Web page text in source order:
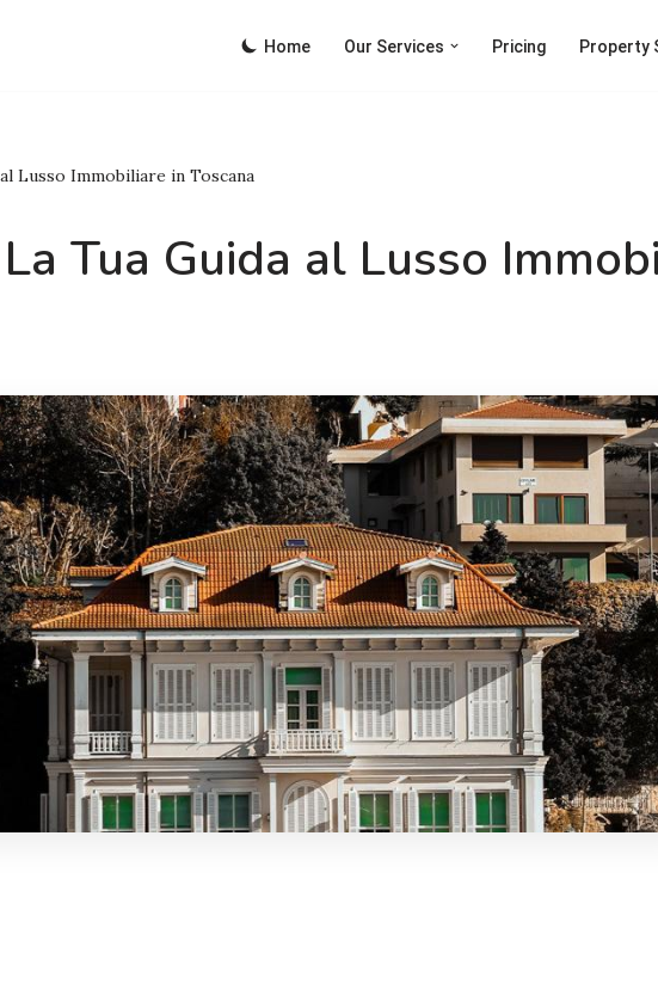
Home Our Services Pricing Property
Lusso Immobiliare in Toscana
Tua Guida al Lusso